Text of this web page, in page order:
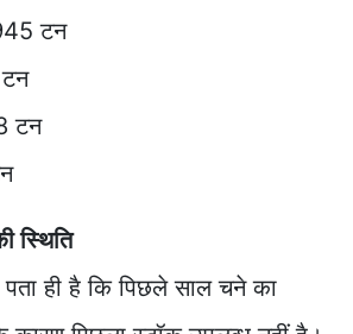
टन
टन
स्थिति
ही है कि पिछले साल चने का